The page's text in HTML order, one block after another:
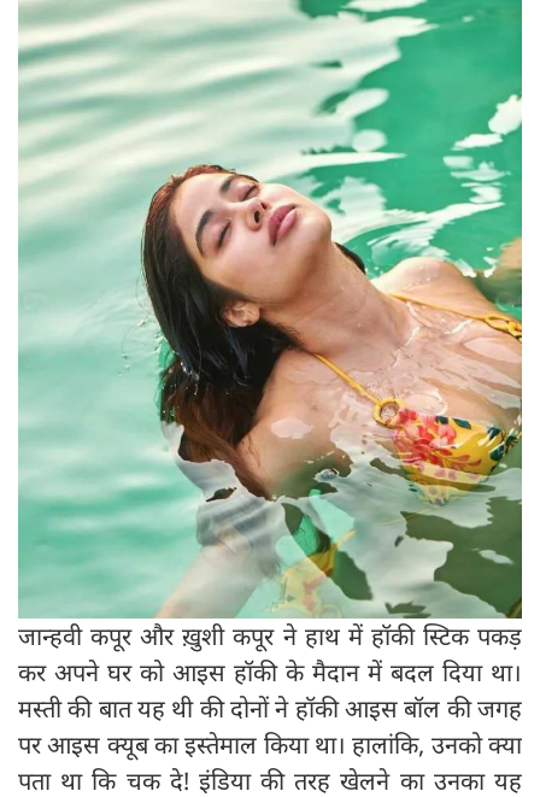
जान्हवी कपूर और ख़ुशी कपूर ने हाथ में हॉकी स्टिक पकड़
कर अपने घर को आइस हॉकी के मैदान में बदल दिया था।
मस्ती की बात यह थी की दोनों ने हॉकी आइस बॉल की जगह
पर आइस क्यूब का इस्तेमाल किया था। हालांकि, उनको क्या
पता था कि चक दे! इंडिया की तरह खेलने का उनका यह